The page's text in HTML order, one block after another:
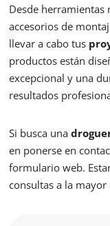
Desde herramientas
accesorios de
llevar a cabo tus
productos están
excepcional y una
resultados
Si busca una
en ponerse en
formulario web.
consultas a la